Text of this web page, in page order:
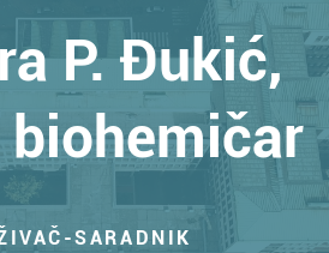
P. Đukić,
SARADNIK